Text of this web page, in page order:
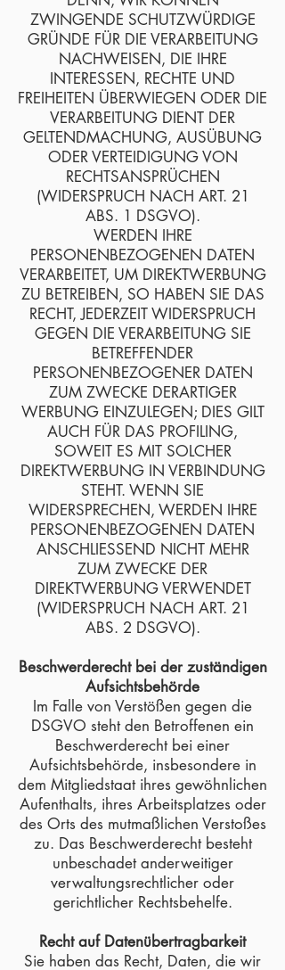
ZWINGENDE SCHUTZWÜRDIGE
GRÜNDE FÜR DIE VERARBEITUNG
NACHWEISEN, DIE IHRE
INTERESSEN, RECHTE UND
FREIHEITEN ÜBERWIEGEN ODER DIE
VERARBEITUNG DIENT DER
GELTENDMACHUNG, AUSÜBUNG
ODER VERTEIDIGUNG VON
RECHTSANSPRÜCHEN
(WIDERSPRUCH NACH ART. 21
ABS. 1 DSGVO).
WERDEN IHRE
PERSONENBEZOGENEN DATEN
VERARBEITET, UM DIREKTWERBUNG
ZU BETREIBEN, SO HABEN SIE DAS
RECHT, JEDERZEIT WIDERSPRUCH
GEGEN DIE VERARBEITUNG SIE
BETREFFENDER
PERSONENBEZOGENER DATEN
ZUM ZWECKE DERARTIGER
WERBUNG EINZULEGEN; DIES GILT
AUCH FÜR DAS PROFILING,
SOWEIT ES MIT SOLCHER
DIREKTWERBUNG IN VERBINDUNG
STEHT. WENN SIE
WIDERSPRECHEN, WERDEN IHRE
PERSONENBEZOGENEN DATEN
ANSCHLIESSEND NICHT MEHR
ZUM ZWECKE DER
DIREKTWERBUNG VERWENDET
(WIDERSPRUCH NACH ART. 21
ABS. 2 DSGVO).
Beschwerderecht bei der zuständigen
Aufsichtsbehörde
Im Falle von Verstößen gegen die
DSGVO steht den Betroffenen ein
Beschwerderecht bei einer
Aufsichtsbehörde, insbesondere in
dem Mitgliedstaat ihres gewöhnlichen
Aufenthalts, ihres Arbeitsplatzes oder
des Orts des mutmaßlichen Verstoßes
zu. Das Beschwerderecht besteht
unbeschadet anderweitiger
verwaltungsrechtlicher oder
gerichtlicher Rechtsbehelfe.
Recht auf Datenübertragbarkeit
Sie haben das Recht, Daten, die wir